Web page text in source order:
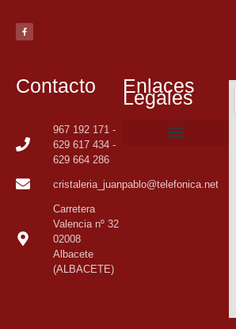
Contacto
967 192 171 -
629 617 434 -
629 664 286
cristaleria_juanpablo@telefonica.net
Carretera
Valencia nº 32
02008
Albacete
(ALBACETE)
Enlaces
Legales